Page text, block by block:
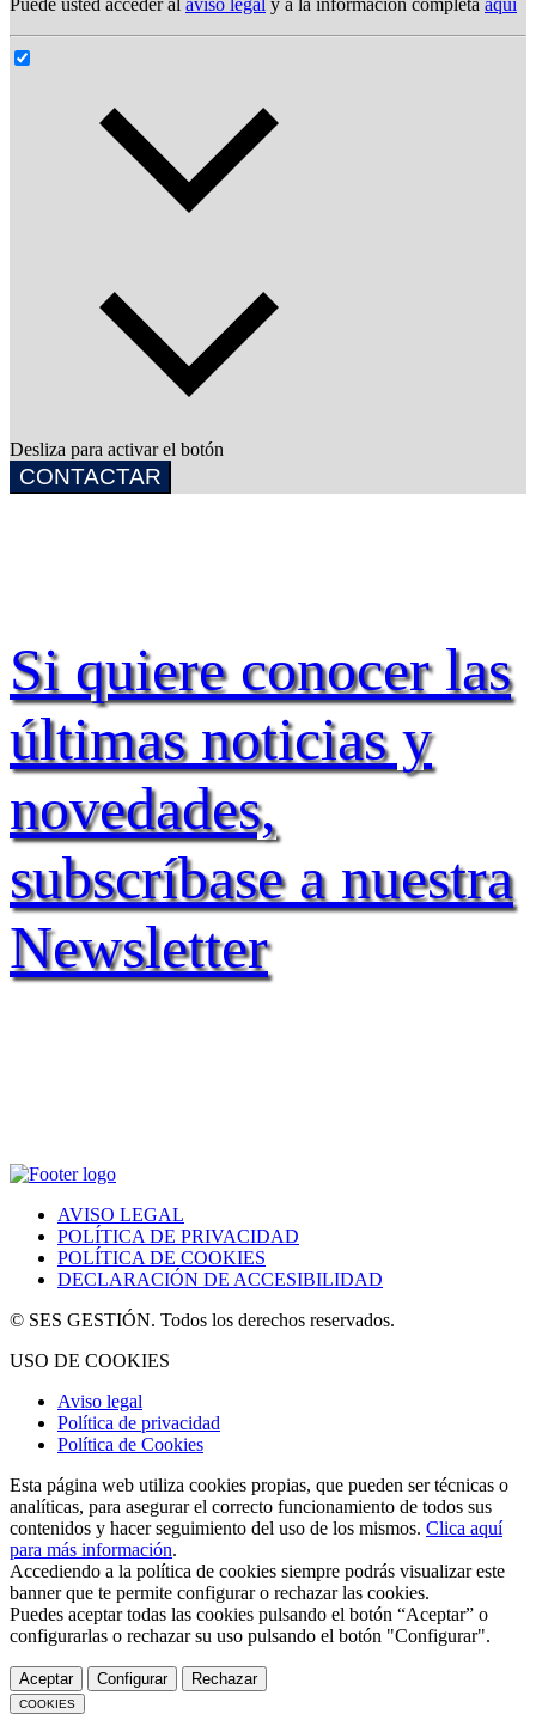
Puede usted acceder al aviso legal y a la información completa aqui
Desliza para activar el botón
CONTACTAR
Si quiere conocer las
últimas noticias y
novedades,
subscríbase a nuestra
Newsletter
AVISO LEGAL
POLÍTICA DE PRIVACIDAD
POLÍTICA DE COOKIES
DECLARACIÓN DE ACCESIBILIDAD
© SES GESTIÓN. Todos los derechos reservados.
USO DE COOKIES
Aviso legal
Política de privacidad
Política de Cookies
Esta página web utiliza cookies propias, que pueden ser técnicas o
analíticas, para asegurar el correcto funcionamiento de todos sus
contenidos y hacer seguimiento del uso de los mismos. Clica aquí
para más información.
Accediendo a la política de cookies siempre podrás visualizar este
banner que te permite configurar o rechazar las cookies.
Puedes aceptar todas las cookies pulsando el botón “Aceptar” o
configurarlas o rechazar su uso pulsando el botón "Configurar".
Aceptar Configurar Rechazar
COOKIES